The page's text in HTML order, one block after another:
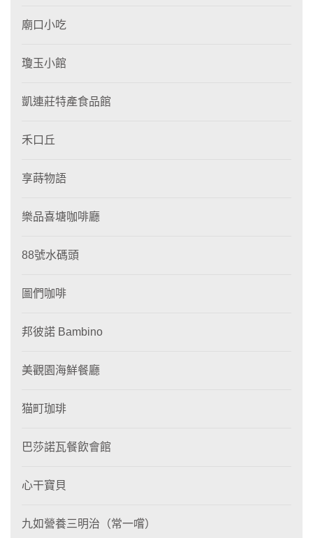
廟口小吃
瓊玉小館
凱連莊特產食品館
禾口丘
享蒔物語
樂品喜塘咖啡廳
88號水碼頭
圖們咖啡
邦彼諾 Bambino
美觀園海鮮餐廳
猫町珈琲
巴莎諾瓦餐飲會館
心干寶貝
九如營養三明治（常一嚐）